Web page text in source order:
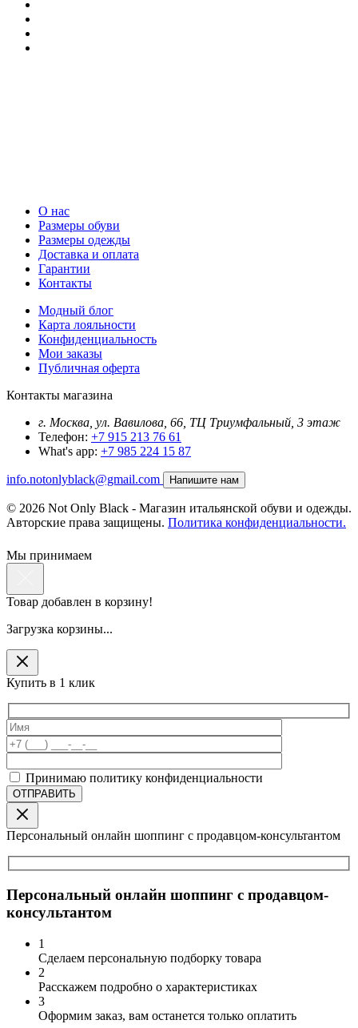
О нас
Размеры обуви
Размеры одежды
Доставка и оплата
Гарантии
Контакты
Модный блог
Карта лояльности
Конфиденциальность
Мои заказы
Публичная оферта
Контакты магазина
г. Москва, ул. Вавилова, 66, ТЦ Триумфальный, 3 этаж
Телефон: +7 915 213 76 61
What's app: +7 985 224 15 87
info.notonlyblack@gmail.com Напишите нам
© 2026 Not Only Black - Магазин итальянской обуви и одежды.
Авторские права защищены. Политика конфиденциальности.
Мы принимаем
Товар добавлен в корзину!
Загрузка корзины...
Купить в 1 клик
Принимаю политику конфиденциальности
Персональный онлайн шоппинг с продавцом-консультантом
Персональный онлайн шоппинг с продавцом-
консультантом
1
Сделаем персональную подборку товара
2
Расскажем подробно о характеристиках
3
Оформим заказ, вам останется только оплатить